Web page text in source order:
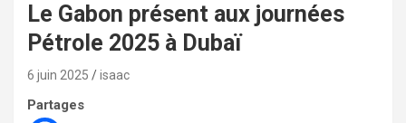
Le Gabon présent aux journées
Pétrole 2025 à Dubaï
6 juin 2025 isaac
Partages